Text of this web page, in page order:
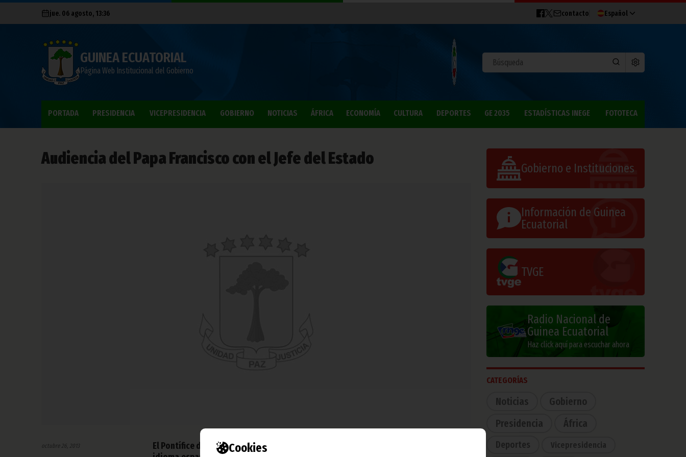
Cookies
jue. 06 agosto, 13:36 contacto Español
GUINEA ECUATORIAL
Página Web Institucional del Gobierno
PORTADA PRESIDENCIA VICEPRESIDENCIA GOBIERNO NOTICIAS ÁFRICA ECONOMÍA CULTURA DEPORTES GE 2035 ESTADÍSTICAS INEGE FOTOTECA
Audiencia del Papa Francisco con el Jefe del Estado
octubre 26, 2013
El Pontífice de Roma recibió a S. E. Obiang Nguema Mbasogo en una cordial reunión en
Gobierno e Instituciones
Información de Guinea
Ecuatorial
TVGE
Radio Nacional de
Guinea Ecuatorial
Haz click aquí para escuchar ahora
CATEGORÍAS
Noticias
Gobierno
Presidencia
África
Deportes Vicepresidencia